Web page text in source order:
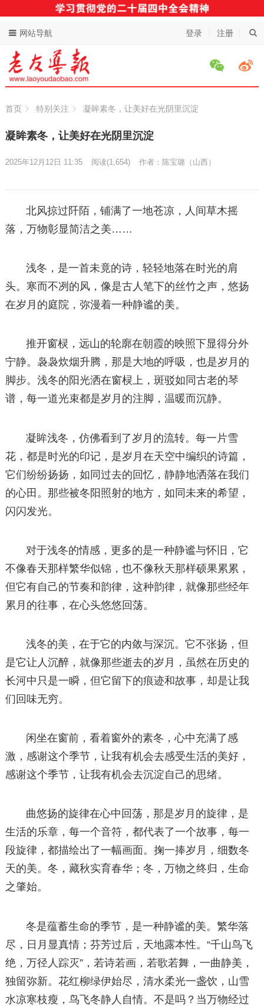
登录 注册
网站导航
首页 特别关注 凝眸素冬，让美好在光阴里沉淀
凝眸素冬，让美好在光阴里沉淀
作者：陈宝璐（山西）
2025年12月12日 11:35 阅读(1,654)
北风掠过阡陌，铺满了一地苍凉，人间草木摇
落，万物彰显简洁之美……
浅冬，是一首未竟的诗，轻轻地落在时光的肩
头。寒而不冽的风，像是古人笔下的丝竹之声，悠扬
在岁月的庭院，弥漫着一种静谧的美。
推开窗棂，远山的轮廓在朝霞的映照下显得分外
宁静。袅袅炊烟升腾，那是大地的呼吸，也是岁月的
脚步。浅冬的阳光洒在窗棂上，斑驳如同古老的琴
谱，每一道光束都是岁月的注脚，温暖而沉静。
凝眸浅冬，仿佛看到了岁月的流转。每一片雪
花，都是时光的印记，是岁月在天空中编织的诗篇，
它们纷纷扬扬，如同过去的回忆，静静地洒落在我们
的心田。那些被冬阳照射的地方，如同未来的希望，
闪闪发光。
对于浅冬的情感，更多的是一种静谧与怀旧，它
不像春天那样繁华似锦，也不像秋天那样硕果累累，
但它有自己的节奏和韵律，这种韵律，就像那些经年
累月的往事，在心头悠悠回荡。
浅冬的美，在于它的内敛与深沉。它不张扬，但
是它让人沉醉，就像那些逝去的岁月，虽然在历史的
长河中只是一瞬，但它留下的痕迹和故事，却是让我
们回味无穷。
闲坐在窗前，看着窗外的素冬，心中充满了感
激，感谢这个季节，让我有机会去感受生活的美好，
感谢这个季节，让我有机会去沉淀自己的思绪。
曲悠扬的旋律在心中回荡，那是岁月的旋律，是
生活的乐章，每一个音符，都代表了一个故事，每一
段旋律，都描绘出了一幅画面。掬一捧岁月，细数冬
天的美。冬，藏秋实育春华；冬，万物之终归，生命
之肇始。
冬是蕴蓄生命的季节，是一种静谧的美。繁华落
尽，日月显真情；芬芳过后，天地露本性。“千山鸟飞
绝，万径人踪灭”，若诗若画，若歌若舞，一曲静美，
独留弥新。花红柳绿伊始尽，清水柔光一盏饮，山雪
水凉寒枝瘦，鸟飞冬静人自情。不是吗？当万物经过